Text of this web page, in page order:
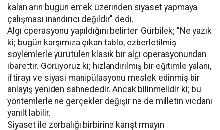
kalanların bugün emek üzerinden siyaset yapmaya
çalışması inandırıcı değildir" dedi.
Algı operasyonu yapıldığını belirten Gürbilek; "Ne yazık
ki; bugün karşımıza çıkan tablo, ezberletilmiş
söylemlerle yürütülen klasik bir algı operasyonundan
ibarettir. Görüyoruz ki; hızlandırılmış bir eğitimle yalanı,
iftirayı ve siyasi manipülasyonu meslek edinmiş bir
anlayış yeniden sahnededir. Ancak bilinmelidir ki; bu
yöntemlerle ne gerçekler değişir ne de milletin vicdanı
yanıltılabilir.
Siyaset ile zorbalığı birbirine karıştırmayın.